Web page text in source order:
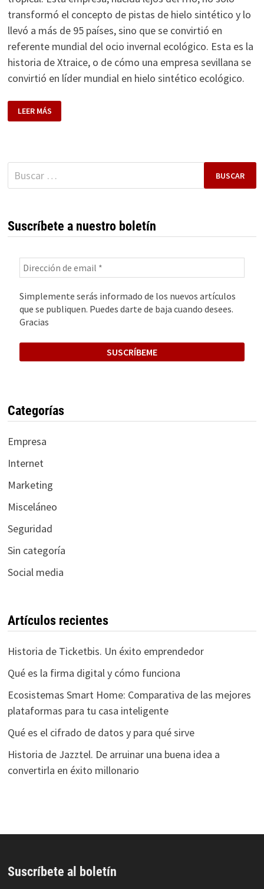
transformó el concepto de pistas de hielo sintético y lo
llevó a más de 95 países, sino que se convirtió en
referente mundial del ocio invernal ecológico. Esta es la
historia de Xtraice, o de cómo una empresa sevillana se
convirtió en líder mundial en hielo sintético ecológico.
HISTORIA
DE
XTRAICE.
SE
CONVIRTIÓ
EN
LÍDER
SINTÉTICO
ECOLÓGICO
LEER MÁS
Buscar:
Suscríbete a nuestro boletín
Simplemente serás informado de los nuevos artículos
que se publiquen. Puedes darte de baja cuando desees.
Gracias
Categorías
Empresa
Internet
Marketing
Misceláneo
Seguridad
Sin categoría
Social media
Artículos recientes
Historia de Ticketbis. Un éxito emprendedor
Qué es la firma digital y cómo funciona
Ecosistemas Smart Home: Comparativa de las mejores
plataformas para tu casa inteligente
Qué es el cifrado de datos y para qué sirve
Historia de Jazztel. De arruinar una buena idea a
convertirla en éxito millonario
Suscríbete al boletín